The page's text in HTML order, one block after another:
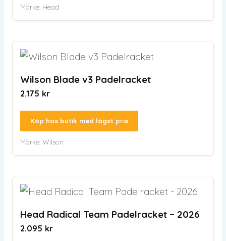
Märke: Head
Wilson Blade v3 Padelracket
2.175 kr
Köp hos butik med lägst pris
Märke: Wilson
Head Radical Team Padelracket – 2026
2.095 kr